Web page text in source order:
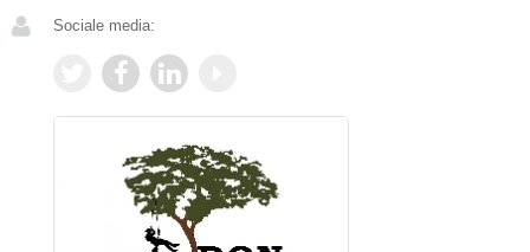
Sociale media: